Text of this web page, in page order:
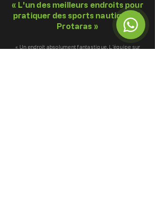
« L'un des meilleurs endroits pour
pratiquer des sports nautiques à
Protaras »
« Un endroit absolument fantastique. L'équipe sur